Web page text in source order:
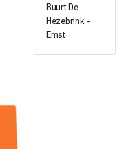
Buurt De
Hezebrink -
Emst